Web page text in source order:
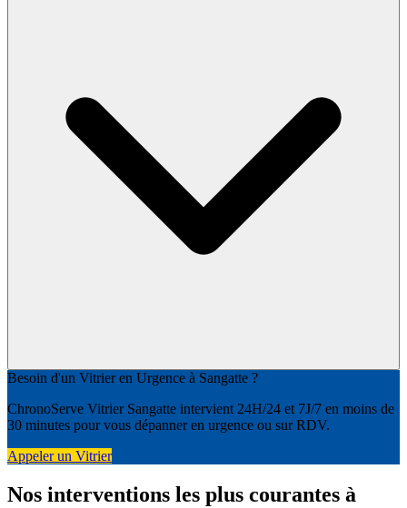
Besoin d'un Vitrier en Urgence à Sangatte ?
ChronoServe Vitrier Sangatte intervient 24H/24 et 7J/7 en moins de
30 minutes pour vous dépanner en urgence ou sur RDV.
Appeler un Vitrier
Nos interventions les plus courantes à